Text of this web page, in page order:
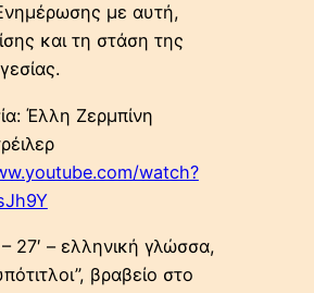
με αυτή,
και τη στάση της
Έλλη Ζερμπίνη
watch?
27′ – ελληνική γλώσσα,
βραβείο στο